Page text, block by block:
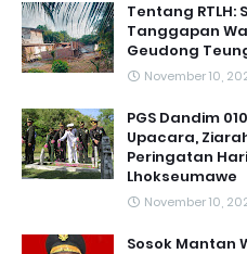
Tentang
Tanggapan
Geudong
November 10,
PGS Dandim
Upacara,
Peringatan
Lhokseumawe
November 10,
Sosok Mantan